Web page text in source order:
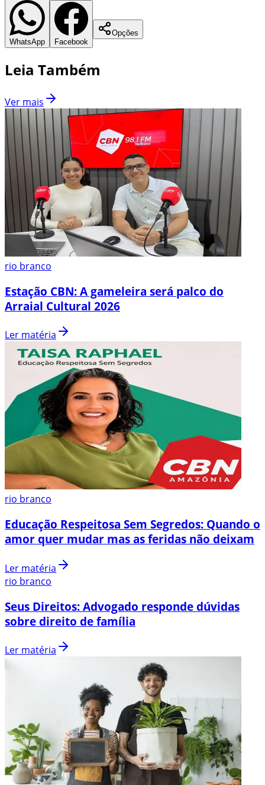
WhatsApp Facebook
Opções
Leia Também
Ver mais
rio branco
Estação CBN: A gameleira será palco do
Arraial Cultural 2026
Ler matéria
rio branco
Educação Respeitosa Sem Segredos: Quando o
amor quer mudar mas as feridas não deixam
Ler matéria
rio branco
Seus Direitos: Advogado responde dúvidas
sobre direito de família
Ler matéria